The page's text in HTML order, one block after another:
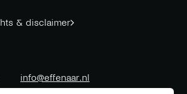
& disclaimer
info@effenaar.nl